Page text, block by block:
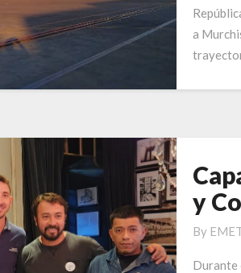
a
para
y
y
By
Durante